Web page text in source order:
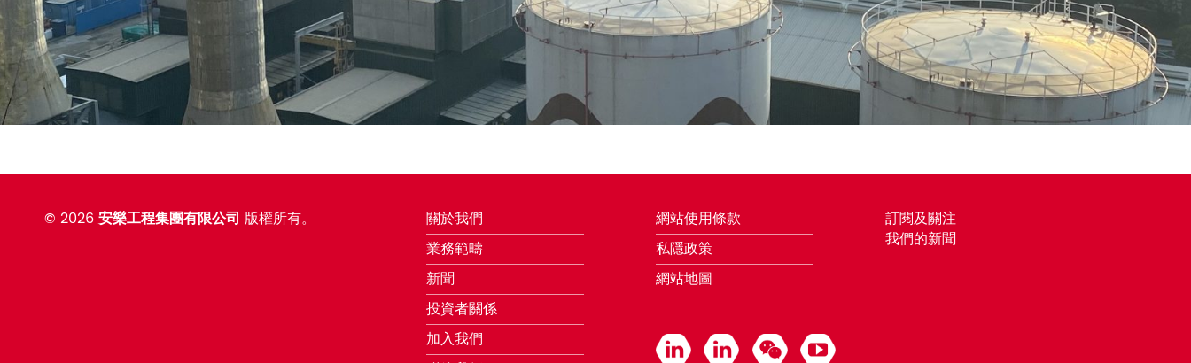
© 2026安樂工程集團有限公司 版權所有。
關於我們
業務範疇
新聞
投資者關係
加入我們
網站使用條款
私隱政策
網站地圖
訂閱及關注
我們的新聞